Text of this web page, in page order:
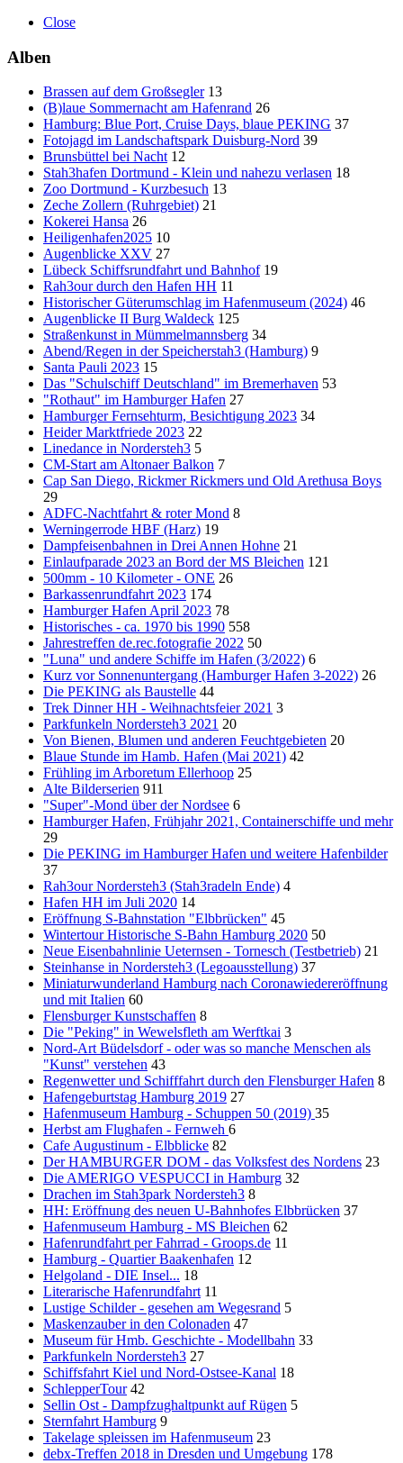
Close
Alben
Brassen auf dem Großsegler 13
(B)laue Sommernacht am Hafenrand 26
Hamburg: Blue Port, Cruise Days, blaue PEKING 37
Fotojagd im Landschaftspark Duisburg-Nord 39
Brunsbüttel bei Nacht 12
Stah3hafen Dortmund - Klein und nahezu verlasen 18
Zoo Dortmund - Kurzbesuch 13
Zeche Zollern (Ruhrgebiet) 21
Kokerei Hansa 26
Heiligenhafen2025 10
Augenblicke XXV 27
Lübeck Schiffsrundfahrt und Bahnhof 19
Rah3our durch den Hafen HH 11
Historischer Güterumschlag im Hafenmuseum (2024) 46
Augenblicke II Burg Waldeck 125
Straßenkunst in Mümmelmannsberg 34
Abend/Regen in der Speicherstah3 (Hamburg) 9
Santa Pauli 2023 15
Das "Schulschiff Deutschland" im Bremerhaven 53
"Rothaut" im Hamburger Hafen 27
Hamburger Fernsehturm, Besichtigung 2023 34
Heider Marktfriede 2023 22
Linedance in Nordersteh3 5
CM-Start am Altonaer Balkon 7
Cap San Diego, Rickmer Rickmers und Old Arethusa Boys
29
ADFC-Nachtfahrt & roter Mond 8
Werningerrode HBF (Harz) 19
Dampfeisenbahnen in Drei Annen Hohne 21
Einlaufparade 2023 an Bord der MS Bleichen 121
500mm - 10 Kilometer - ONE 26
Barkassenrundfahrt 2023 174
Hamburger Hafen April 2023 78
Historisches - ca. 1970 bis 1990 558
Jahrestreffen de.rec.fotografie 2022 50
"Luna" und andere Schiffe im Hafen (3/2022) 6
Kurz vor Sonnenuntergang (Hamburger Hafen 3-2022) 26
Die PEKING als Baustelle 44
Trek Dinner HH - Weihnachtsfeier 2021 3
Parkfunkeln Nordersteh3 2021 20
Von Bienen, Blumen und anderen Feuchtgebieten 20
Blaue Stunde im Hamb. Hafen (Mai 2021) 42
Frühling im Arboretum Ellerhoop 25
Alte Bilderserien 911
"Super"-Mond über der Nordsee 6
Hamburger Hafen, Frühjahr 2021, Containerschiffe und mehr
29
Die PEKING im Hamburger Hafen und weitere Hafenbilder
37
Rah3our Nordersteh3 (Stah3radeln Ende) 4
Hafen HH im Juli 2020 14
Eröffnung S-Bahnstation "Elbbrücken" 45
Wintertour Historische S-Bahn Hamburg 2020 50
Neue Eisenbahnlinie Ueternsen - Tornesch (Testbetrieb) 21
Steinhanse in Nordersteh3 (Legoausstellung) 37
Miniaturwunderland Hamburg nach Coronawiedereröffnung
und mit Italien 60
Flensburger Kunstschaffen 8
Die "Peking" in Wewelsfleth am Werftkai 3
Nord-Art Büdelsdorf - oder was so manche Menschen als
"Kunst" verstehen 43
Regenwetter und Schifffahrt durch den Flensburger Hafen 8
Hafengeburtstag Hamburg 2019 27
Hafenmuseum Hamburg - Schuppen 50 (2019) 35
Herbst am Flughafen - Fernweh 6
Cafe Augustinum - Elbblicke 82
Der HAMBURGER DOM - das Volksfest des Nordens 23
Die AMERIGO VESPUCCI in Hamburg 32
Drachen im Stah3park Nordersteh3 8
HH: Eröffnung des neuen U-Bahnhofes Elbbrücken 37
Hafenmuseum Hamburg - MS Bleichen 62
Hafenrundfahrt per Fahrrad - Groops.de 11
Hamburg - Quartier Baakenhafen 12
Helgoland - DIE Insel... 18
Literarische Hafenrundfahrt 11
Lustige Schilder - gesehen am Wegesrand 5
Maskenzauber in den Colonaden 47
Museum für Hmb. Geschichte - Modellbahn 33
Parkfunkeln Nordersteh3 27
Schiffsfahrt Kiel und Nord-Ostsee-Kanal 18
SchlepperTour 42
Sellin Ost - Dampfzughaltpunkt auf Rügen 5
Sternfahrt Hamburg 9
Takelage spleissen im Hafenmuseum 23
debx-Treffen 2018 in Dresden und Umgebung 178